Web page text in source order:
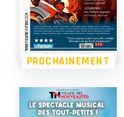
PROCHAINEMENT